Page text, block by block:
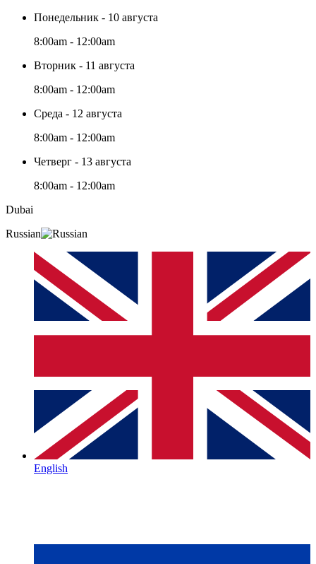
Понедельник - 10 августа
8:00am - 12:00am
Вторник - 11 августа
8:00am - 12:00am
Среда - 12 августа
8:00am - 12:00am
Четверг - 13 августа
8:00am - 12:00am
Dubai
Russian
English